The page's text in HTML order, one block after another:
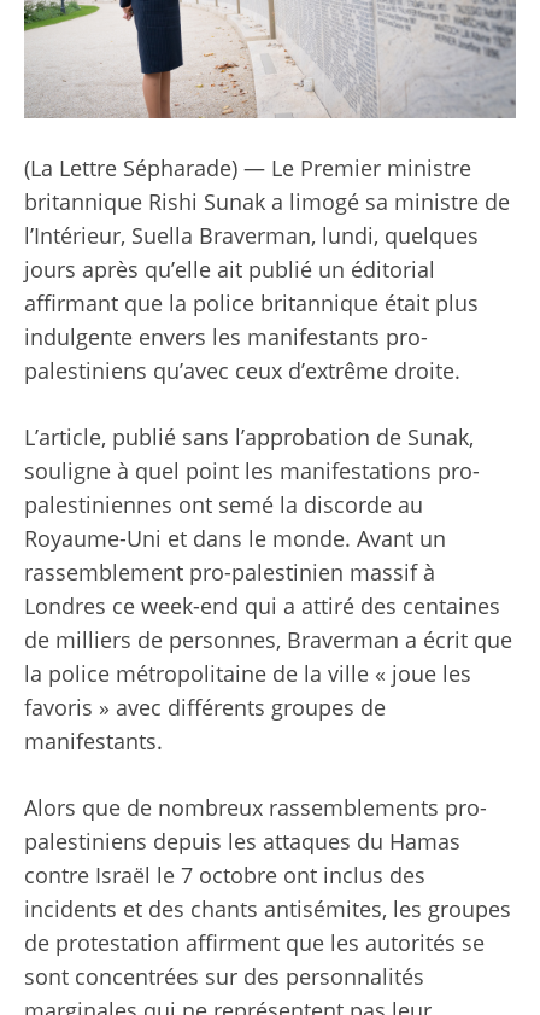
(La Lettre Sépharade) — Le Premier ministre
britannique Rishi Sunak a limogé sa ministre de
l’Intérieur, Suella Braverman, lundi, quelques
jours après qu’elle ait publié un éditorial
affirmant que la police britannique était plus
indulgente envers les manifestants pro-
palestiniens qu’avec ceux d’extrême droite.
L’article, publié sans l’approbation de Sunak,
souligne à quel point les manifestations pro-
palestiniennes ont semé la discorde au
Royaume-Uni et dans le monde. Avant un
rassemblement pro-palestinien massif à
Londres ce week-end qui a attiré des centaines
de milliers de personnes, Braverman a écrit que
la police métropolitaine de la ville « joue les
favoris » avec différents groupes de
manifestants.
Alors que de nombreux rassemblements pro-
palestiniens depuis les attaques du Hamas
contre Israël le 7 octobre ont inclus des
incidents et des chants antisémites, les groupes
de protestation affirment que les autorités se
sont concentrées sur des personnalités